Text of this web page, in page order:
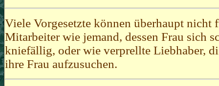
Viele Vorgesetzte können überhaupt nicht
Mitarbeiter wie jemand, dessen Frau sich
kniefällig, oder wie verprellte Liebhaber,
ihre Frau aufzusuchen.